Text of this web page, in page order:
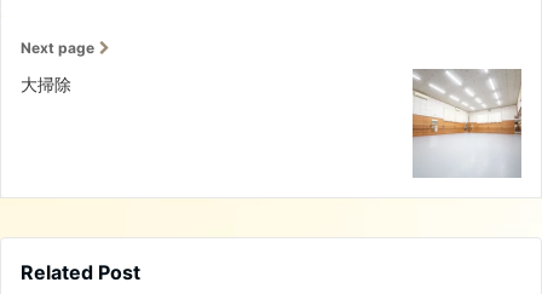
Next page
大掃除
Related Post